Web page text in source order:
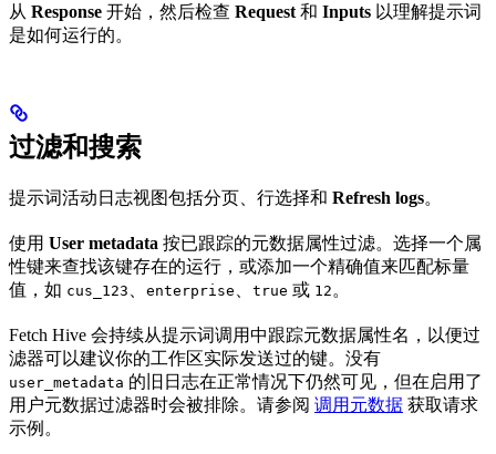
从 Response 开始，然后检查 Request 和 Inputs 以理解提示词
是如何运行的。
过滤和搜索
提示词活动日志视图包括分页、行选择和 Refresh logs。
使用 User metadata 按已跟踪的元数据属性过滤。选择一个属
性键来查找该键存在的运行，或添加一个精确值来匹配标量
值，如 cus_123 enterprise true 或 12 。
Fetch Hive 会持续从提示词调用中跟踪元数据属性名，以便过
滤器可以建议你的工作区实际发送过的键。没有
user_metadata 的旧日志在正常情况下仍然可见，但在启用了
用户元数据过滤器时会被排除。请参阅 调用元数据 获取请求
示例。